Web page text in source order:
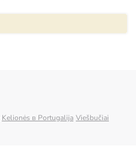
Kelionės в Portugalija Viešbučiai